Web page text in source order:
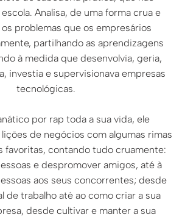
Analisa, de uma forma crua e
problemas que os empresários
partilhando as aprendizagens
à medida que desenvolvia, geria,
investia e supervisionava empresas
tecnológicas.
por rap toda a sua vida, ele
de negócios com algumas rimas
favoritas, contando tudo cruamente:
e despromover amigos, até à
aos seus concorrentes; desde
de trabalho até ao como criar a sua
desde cultivar e manter a sua